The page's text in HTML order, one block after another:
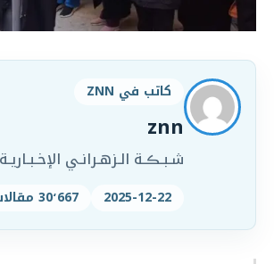
كاتب في ZNN
znn
شـبـڪـة الـزهـرانـي الإخـبـاريـة
2025-12-22 30٬667 مقالات